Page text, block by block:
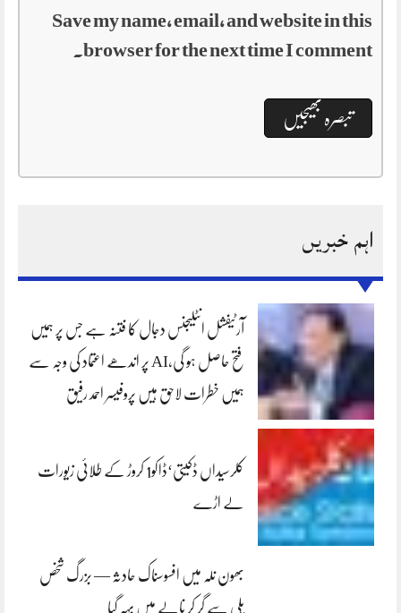
Save my name, email, and website in this
browser for the next time I comment.
اہم خبریں
آرٹیفشل انٹلیجنس دجال کا فتنہ ہے جس پر ہمیں
فتح حاصل ہو گی،AI پر اندھے اعتماد کی وجہ سے
ہمیں خطرات لاحق ہیں پروفیسر احمد رفیق
کلرسیداں ڈکیتی‘ڈاکو1 کروڑ کے طلائی زیورات
لے اڑے
بھون نلہ میں افسوسناک حادثہ — بزرگ شخص
پلی سے گر کر نالے میں بہہ گیا